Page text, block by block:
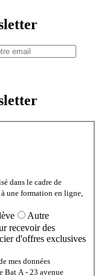
dans le cadre de
une formation en ligne,
Autre
recevoir des
d'offres exclusives
mes données
Bat A - 23 avenue